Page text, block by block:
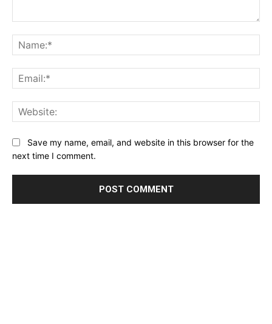
Save my name, email, and website in this browser for the
next time I comment.